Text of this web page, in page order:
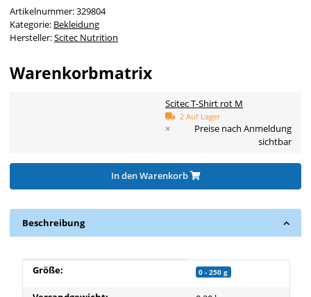
Artikelnummer:329804
Kategorie: Bekleidung
Hersteller:Scitec Nutrition
Warenkorbmatrix
Scitec T-Shirt rot M
2 Auf Lager
×
Preise nach Anmeldung
sichtbar
In den Warenkorb
Beschreibung
Produkteigenschaft
Wert
Größe: 0 - 250 g